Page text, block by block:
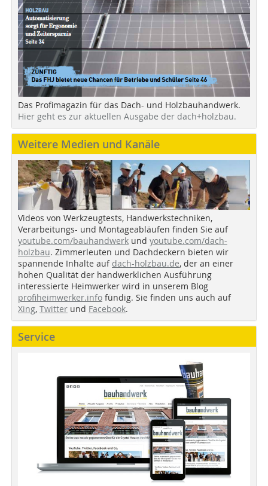
Das Profimagazin für das Dach- und Holzbauhandwerk.
Hier geht es zur aktuellen Ausgabe der dach+holzbau.
Weitere Medien und Kanäle
Videos von Werkzeugtests, Handwerkstechniken,
Verarbeitungs- und Montageabläufen finden Sie auf
youtube.com/bauhandwerk und youtube.com/dach-
holzbau. Zimmerleuten und Dachdeckern bieten wir
spannende Inhalte auf dach-holzbau.de, der an einer
hohen Qualität der handwerklichen Ausführung
interessierte Heimwerker wird in unserem Blog
profiheimwerker.info fündig. Sie finden uns auch auf
Xing, Twitter und Facebook.
Service